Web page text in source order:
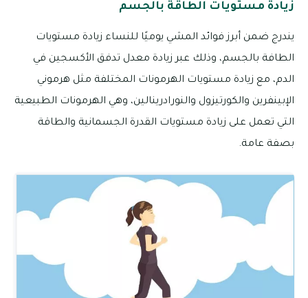
زيادة مستويات الطاقة بالجسم
يندرج ضمن أبرز فوائد المشي يوميًا للنساء زيادة مستويات
الطافة بالجسم، وذلك عبر زيادة معدل تدفق الأكسجين في
الدم، مع زيادة مستويات الهرمونات المختلفة مثل هرموني
الإبينفرين والكورتيزول والنورادرينالين، وهي الهرمونات الطبيعية
التي تعمل على زيادة مستويات القدرة الجسمانية والطاقة
بصفة عامة.